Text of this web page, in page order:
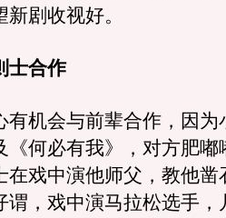
剧收视好。
士合作
机会与前辈合作，因为
《何必有我》，对方肥
在戏中演他师父，教他凿
谓，戏中演马拉松选手，